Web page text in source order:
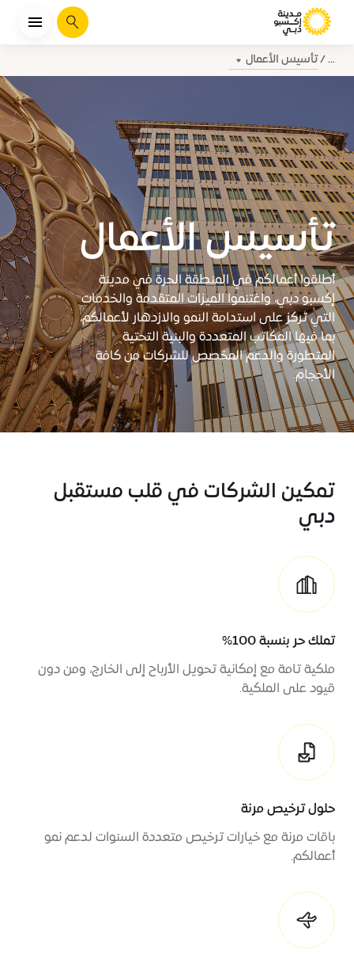
يبحث
... تأسيس الأعمال
تأسيس الأعمال
أطلقوا أعمالكم في المنطقة الحرة في مدينة
إكسبو دبي، واغتنموا الميزات المتقدمة والخدمات
التي تركز على استدامة النمو والازدهار لأعمالكم،
بما فيها المكاتب المتعددة والبنية التحتية
المتطورة والدعم المخصص للشركات من كافة
الأحجام.
تمكين الشركات في قلب مستقبل
دبي
تملك حر بنسبة 100%
ملكية تامة مع إمكانية تحويل الأرباح إلى الخارج، ومن دون
قيود على الملكية.
حلول ترخيص مرنة
باقات مرنة مع خيارات ترخيص متعددة السنوات لدعم نمو
أعمالكم.